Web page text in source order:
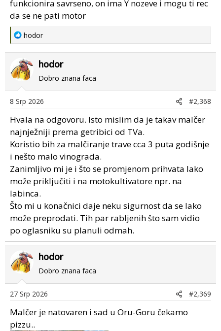
funkcionira savrseno, on ima Y nozeve i mogu ti rec
da se ne pati motor
R
e
a
c
t
n
s
hodor
hodor
Dobro znana faca
8 Srp 2026 #2,368
Hvala na odgovoru. Isto mislim da je takav malčer
najnježniji prema getribici od TVa.
Koristio bih za malčiranje trave cca 3 puta godišnje
i nešto malo vinograda.
Zanimljivo mi je i što se promjenom prihvata lako
može priključiti i na motokultivatore npr. na
labinca.
Što mi u konačnici daje neku sigurnost da se lako
može preprodati. Tih par rabljenih što sam vidio
po oglasniku su planuli odmah.
hodor
Dobro znana faca
27 Srp 2026 #2,369
Malčer je natovaren i sad u Oru-Goru čekamo
pizzu..